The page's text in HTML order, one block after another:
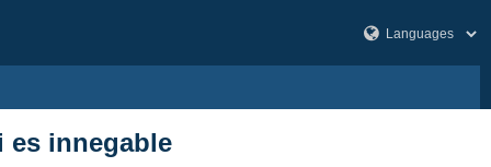
es innegable